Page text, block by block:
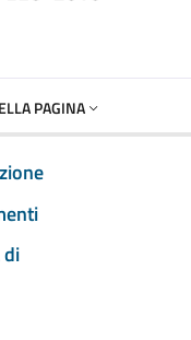
PAGINA
di